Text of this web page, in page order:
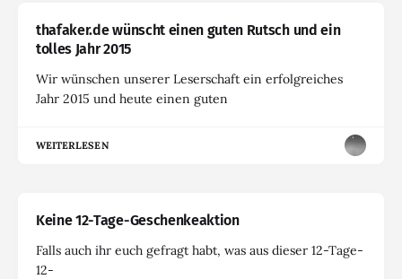
thafaker.de wünscht einen guten Rutsch und ein
tolles Jahr 2015
Wir wünschen unserer Leserschaft ein erfolgreiches
Jahr 2015 und heute einen guten
WEITERLESEN
Keine 12-Tage-Geschenkeaktion
Falls auch ihr euch gefragt habt, was aus dieser 12-Tage-
12-